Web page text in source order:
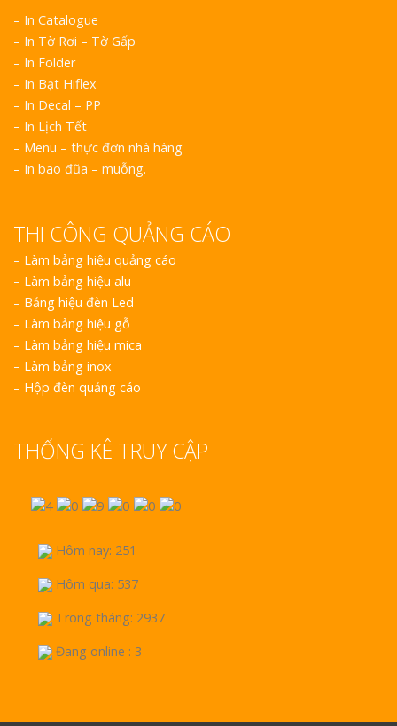
– In Catalogue
– In Tờ Rơi – Tờ Gấp
– In Folder
– In Bạt Hiflex
– In Decal – PP
– In Lịch Tết
– Menu – thực đơn nhà hàng
– In bao đũa – muỗng.
THI CÔNG QUẢNG CÁO
– Làm bảng hiệu quảng cáo
– Làm bảng hiệu alu
– Bảng hiệu đèn Led
– Làm bảng hiệu gỗ
– Làm bảng hiệu mica
– Làm bảng inox
– Hộp đèn quảng cáo
THỐNG KÊ TRUY CẬP
Hôm nay: 251
Hôm qua: 537
Trong tháng: 2937
Đang online : 3